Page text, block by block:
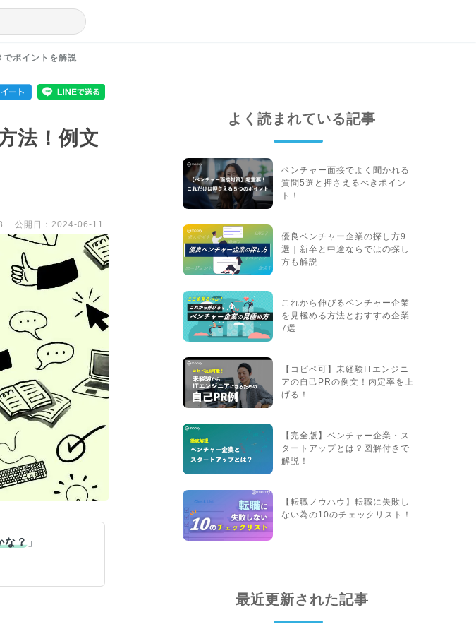
ポイントを解説
法！例文
公開日：2024-06-11
な？ 」
よく読まれている記事
ベンチャー面接でよく聞かれる
質問5選と押さえるべきポイン
ト！
優良ベンチャー企業の探し方9
選｜新卒と中途ならではの探し
方も解説
これから伸びるベンチャー企業
を見極める方法とおすすめ企業
7選
【コピペ可】未経験ITエンジニ
アの自己PRの例文！内定率を上
げる！
【完全版】ベンチャー企業・ス
タートアップとは？図解付きで
解説！
【転職ノウハウ】転職に失敗し
ない為の10のチェックリスト！
最近更新された記事